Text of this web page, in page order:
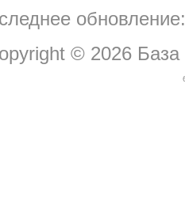
© 2026 База